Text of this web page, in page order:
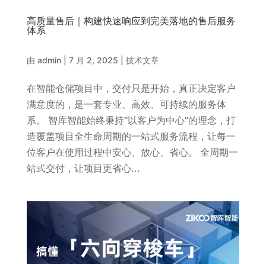
高质量售后｜构建快速响应到完美落地的售后服务
体系
由 admin| 7 月 2, 2025 技术文章
在智能仓储项目中，交付只是开始，真正决定客户
满意度的，是一套专业、高效、可持续的服务体
系。 智库智能始终秉持“以客户为中心”的理念，打
造覆盖项目全生命周期的一站式服务流程，让每一
位客户在使用过程中安心、放心、省心。 全周期一
站式交付，让项目更省心...